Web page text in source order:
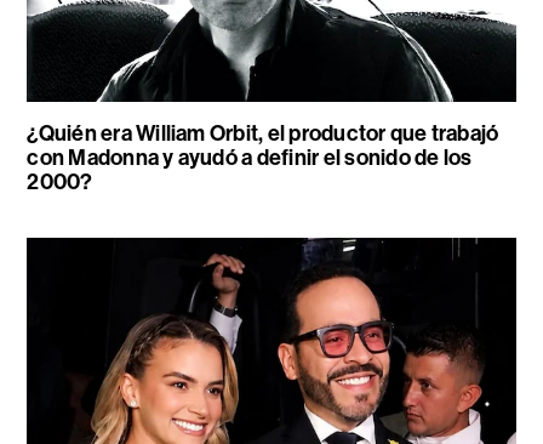
¿Quién era William Orbit, el productor que trabajó
con Madonna y ayudó a definir el sonido de los
2000?